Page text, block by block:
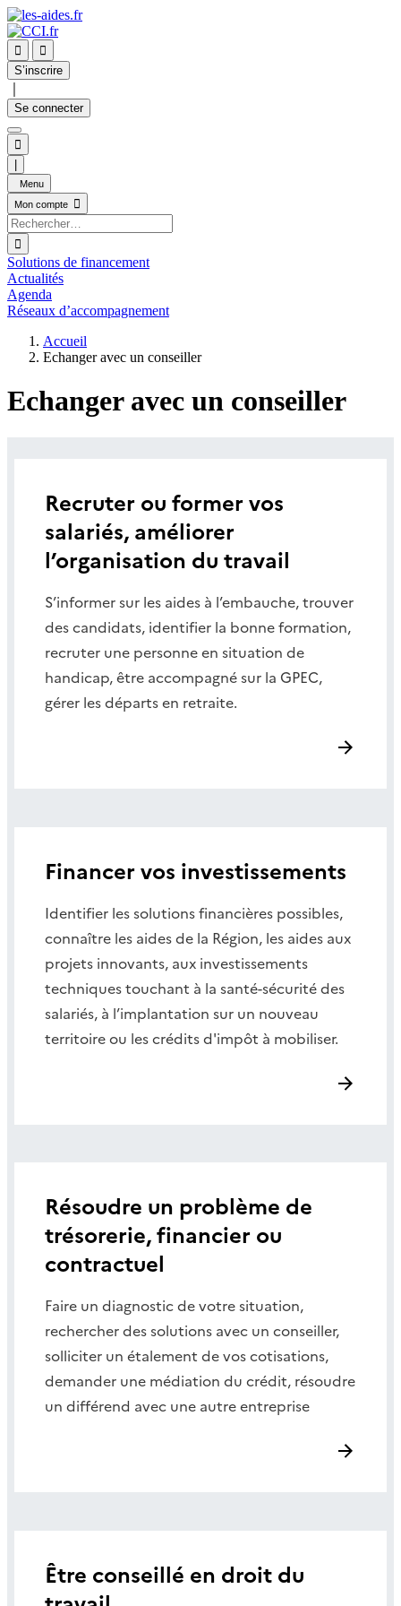


S’inscrire
Se connecter

Menu
Mon compte


Solutions de financement
Actualités
Agenda
Réseaux d’accompagnement
Accueil
Echanger avec un conseiller
Echanger avec un conseiller